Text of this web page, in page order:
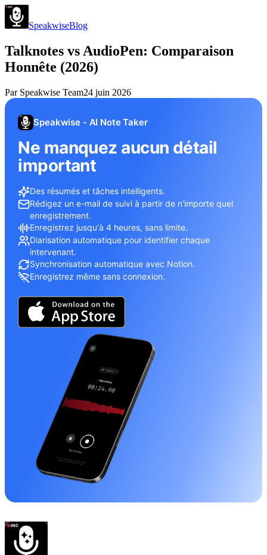
SpeakwiseBlog
Talknotes vs AudioPen: Comparaison
Honnête (2026)
Par Speakwise Team24 juin 2026
Speakwise - AI Note Taker
Ne manquez aucun détail
important
Des résumés et tâches intelligents.
Rédigez un e-mail de suivi à partir de n'importe quel
enregistrement.
Enregistrez jusqu'à 4 heures, sans limite.
Diarisation automatique pour identifier chaque
intervenant.
Synchronisation automatique avec Notion.
Enregistrez même sans connexion.